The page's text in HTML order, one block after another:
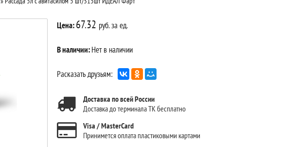
Цена:67.32 руб. за ед.
В наличии:Нет в наличии
Расказать друзьям:
Доставка по всей России
Доставка до терминала ТК бесплатно
Visa / MasterCard
Принимется оплата пластиковыми картами